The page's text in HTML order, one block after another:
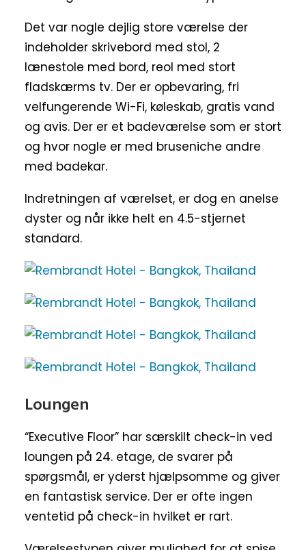
Det var nogle dejlig store værelse der
indeholder skrivebord med stol, 2
lænestole med bord, reol med stort
fladskærms tv. Der er opbevaring, fri
velfungerende Wi-Fi, køleskab, gratis vand
og avis. Der er et badeværelse som er stort
og hvor nogle er med bruseniche andre
med badekar.
Indretningen af værelset, er dog en anelse
dyster og når ikke helt en 4.5-stjernet
standard.
Loungen
“Executive Floor” har særskilt check-in ved
loungen på 24. etage, de svarer på
spørgsmål, er yderst hjælpsomme og giver
en fantastisk service. Der er ofte ingen
ventetid på check-in hvilket er rart.